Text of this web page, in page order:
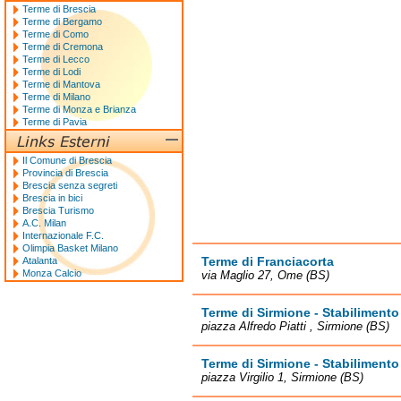
Terme di Franciacorta
via Maglio 27, Ome (BS)
Terme di Sirmione -
piazza Alfredo Piatti , Sirmione (BS)
Terme di Sirmione -
piazza Virgilio 1, Sirmione (BS)
Terme di Brescia
Terme di Bergamo
Terme di Como
Terme di Cremona
Terme di Lecco
Terme di Lodi
Terme di Mantova
Terme di Milano
Terme di Monza e Brianza
Terme di Pavia
Il Comune di Brescia
Provincia di Brescia
Brescia senza segreti
Brescia in bici
Brescia Turismo
A.C. Milan
Internazionale F.C.
Olimpia Basket Milano
Atalanta
Monza Calcio